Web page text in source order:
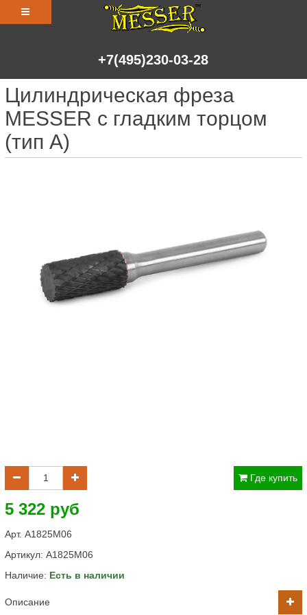
+7(495)230-03-28
Цилиндрическая фреза
MESSER с гладким торцом
(тип A)
Где купить
5 322 руб
Арт. A1825М06
Артикул: A1825M06
Наличие: Есть в наличии
Описание